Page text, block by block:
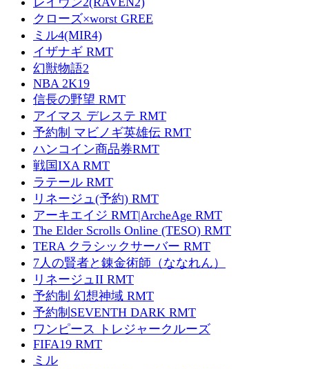
クローズ×worst GREE
ミル4(MIR4)
イザナギ RMT
幻獣物語2
NBA 2K19
信長の野望 RMT
アイマス デレステ RMT
予約制 マビノギ英雄伝 RMT
ハンコイン商品券RMT
戦国IXA RMT
ラテール RMT
リネージュ(予約) RMT
アーキエイジ RMT|ArcheAge RMT
The Elder Scrolls Online (TESO) RMT
TERA クラシックサーバー RMT
7人の賢者と錬金術師（ななれん）
リネージュII RMT
予約制 幻想神域 RMT
予約制SEVENTH DARK RMT
ワンピース トレジャークルーズ
FIFA19 RMT
ミル